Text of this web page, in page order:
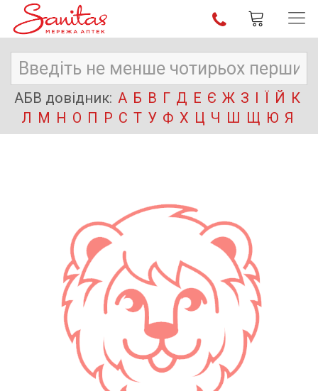
АБВ довідник: А Б В Г Д Е Є Ж З І Ї Й К
Л М Н О П Р С Т У Ф Х Ц Ч Ш Щ Ю Я